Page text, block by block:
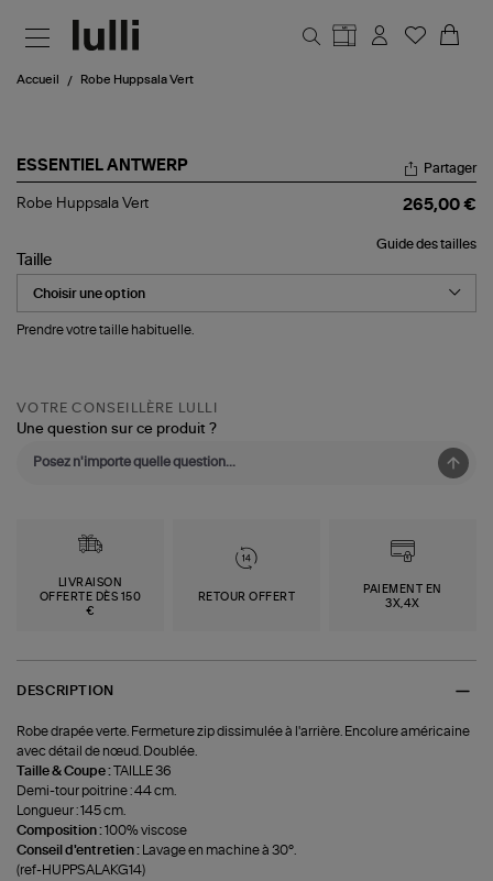
Accueil Robe Huppsala Vert
ESSENTIEL ANTWERP
Robe
Partager
Robe Huppsala Vert 265,00 €
Guide des tailles
Taille
Prendre votre taille habituelle.
VOTRE CONSEILLÈRE LULLI
Une question sur ce produit ?
LIVRAISON
OFFERTE DÈS 150
€
RETOUR OFFERT
PAIEMENT EN
3X,4X
DESCRIPTION
Robe drapée verte. Fermeture zip dissimulée à l'arrière. Encolure américaine
avec détail de nœud. Doublée.
Taille & Coupe :TAILLE 36
Demi-tour poitrine : 44 cm.
Longueur : 145 cm.
Composition :100% viscose
Conseil d'entretien :
Lavage en machine à 30°.
(ref-HUPPSALAKG14)